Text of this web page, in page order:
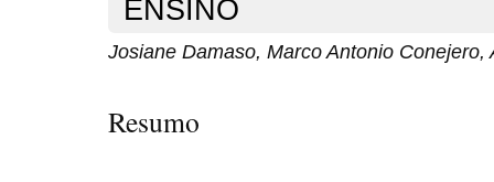
ENSINO
Josiane Damaso, Marco Antonio Conejero,
Resumo